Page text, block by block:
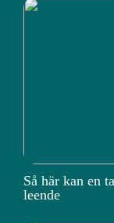
Så här kan en
leende